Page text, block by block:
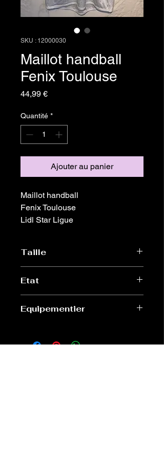
SKU : 12000030
Maillot handball
Fenix Toulouse
44,99 €Prix
Quantité *
Ajouter au panier
Maillot handball
Fenix Toulouse
Lidl Star Ligue
Taille
Etat
Equipementier